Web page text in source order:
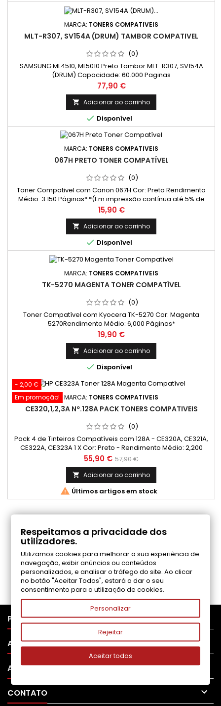
MARCA: TONERS COMPATIVEIS
MLT-R307, SV154A (DRUM) TAMBOR COMPATIVEL
(0)
SAMSUNG ML4510, ML5010 Preto Tambor MLT-R307, SV154A
(DRUM) Capacidade: 60.000 Paginas
Preço
77,90 €
 Adicionar ao carrinho
 Disponível
MARCA: TONERS COMPATIVEIS
067H PRETO TONER COMPATÍVEL
(0)
Toner Compativel com Canon 067H Cor: Preto Rendimento
Médio: 3.150 Páginas* *(Em impressão contínua até 5% de
cobertura de uma Folha A4)
Preço
15,90 €
 Adicionar ao carrinho
 Disponível
MARCA: TONERS COMPATIVEIS
TK-5270 MAGENTA TONER COMPATÍVEL
(0)
Toner Compatível com Kyocera TK-5270 Cor: Magenta
5270Rendimento Médio: 6,000 Páginas*
Preço
19,90 €
 Adicionar ao carrinho
 Disponível
- 2,00 €
Em promoção! MARCA: TONERS COMPATIVEIS
CE320,1,2,3A Nº.128A PACK TONERS COMPATIVEIS
(0)
Pack 4 de Tinteiros Compatíveis com 128A - CE320A, CE321A,
CE322A, CE323A 1 X Cor: Preto - Rendimento Médio: 2,200
Páginas* 1 X Cor: Ciano - Rendimento Médio: 1,400 Páginas* 1
X Cor: Magenta - Rendimento Médio: 1,400 Páginas* 1 X Cor:
Amarelo - Rendimento Médio: 1,400 Páginas*
Preço
55,90 € Preço
normal
57,90 €
 Adicionar ao carrinho
 Últimos artigos em stock
COMENTÁRIOS (0)
Seja o primeiro a fazer uma avaliação
PRODUTOS 
APOIO AO CLIENTE 
A SUA CONTA 
CONTATO 
Respeitamos a privacidade dos
utilizadores.
Utilizamos cookies para melhorar a sua experiência de
navegação, exibir anúncios ou conteúdos
personalizados, e analisar o tráfego do site. Ao clicar
no botão "Aceitar Todos", estará a dar o seu
consentimento para a utilização de cookies.
Personalizar
Rejeitar
Aceitar todos